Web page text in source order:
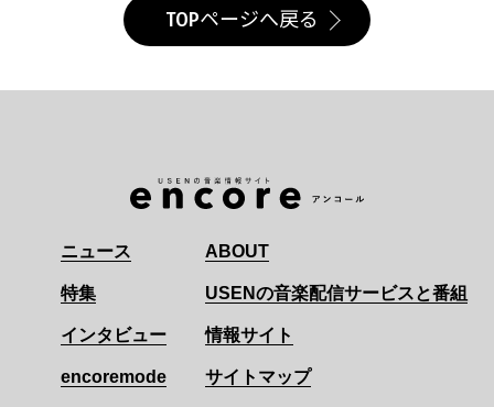
TOPページへ戻る
ニュース
特集
インタビュー
encoremode
ABOUT
USENの音楽配信サービスと番組
情報サイト
サイトマップ